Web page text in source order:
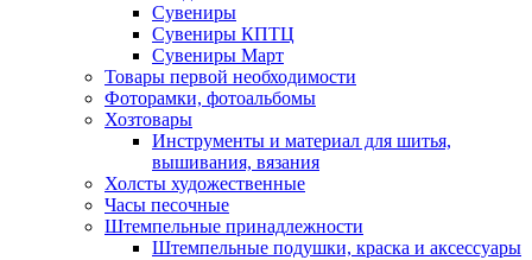
Сувениры
Сувениры КПТЦ
Сувениры Март
Товары первой необходимости
Фоторамки, фотоальбомы
Хозтовары
Инструменты и материал для шитья,
вышивания, вязания
Холсты художественные
Часы песочные
Штемпельные принадлежности
Штемпельные подушки, краска и аксессуары